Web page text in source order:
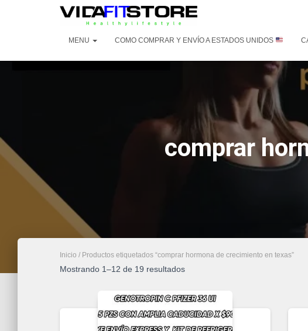
MENU COMO COMPRAR Y ENVÍO A ESTADOS UNIDOS
comprar
Inicio / Productos etiquetados “comprar hormona de crecimiento en texas”
Mostrando 1–12 de 19 resultados